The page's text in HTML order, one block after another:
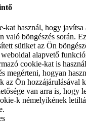
kat használ, hogy javítsa
való böngészés során.
sütiket az Ön
alapvető
cookie-kat is
megérteni, hogyan
az Ön hozzájárulásával
van arra is, hogy
k némelyikének